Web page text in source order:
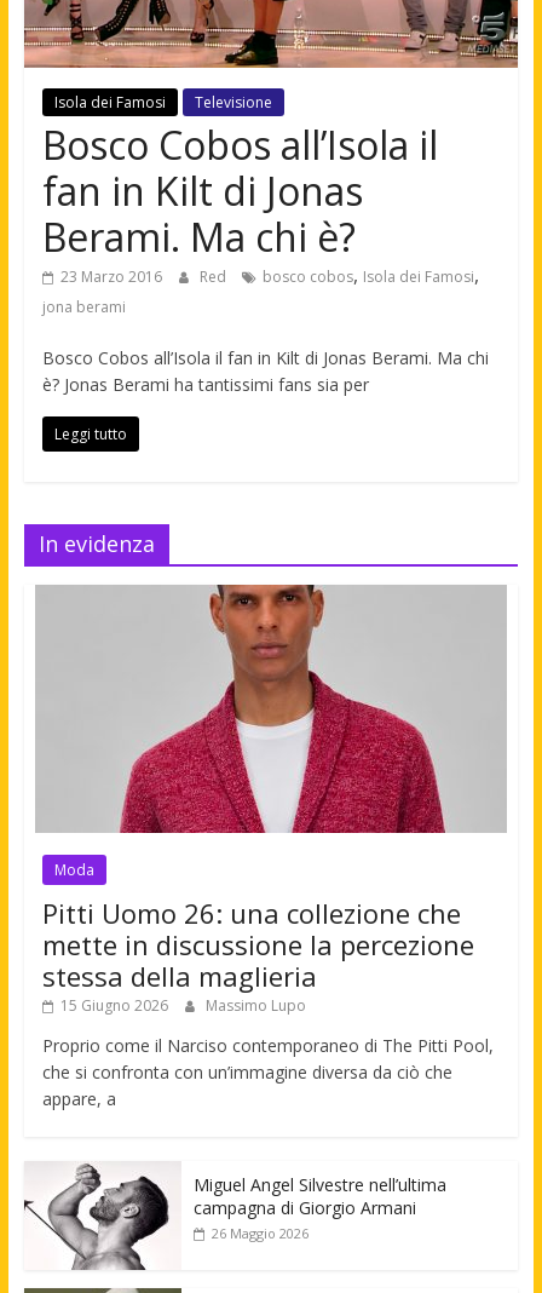
Isola dei Famosi Televisione
Bosco Cobos all’Isola il
fan in Kilt di Jonas
Berami. Ma chi è?
23 Marzo 2016 Red bosco cobos, Isola dei Famosi,
jona berami
Bosco Cobos all’Isola il fan in Kilt di Jonas Berami. Ma chi
è? Jonas Berami ha tantissimi fans sia per
Leggi tutto
In evidenza
Moda
Pitti Uomo 26: una collezione che
mette in discussione la percezione
stessa della maglieria
15 Giugno 2026 Massimo Lupo
Proprio come il Narciso contemporaneo di The Pitti Pool,
che si confronta con un’immagine diversa da ciò che
appare, a
Miguel Angel Silvestre nell’ultima
campagna di Giorgio Armani
26 Maggio 2026